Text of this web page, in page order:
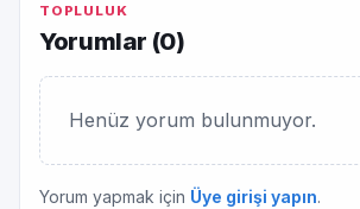
TOPLULUK
Yorumlar (0)
Henüz yorum bulunmuyor.
Yorum yapmak için Üye girişi yapın.